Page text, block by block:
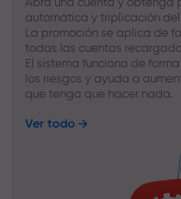
automática y triplicación
La promoción se aplica de
todas las cuentas
El sistema funciona de
los riesgos y ayuda a
que tenga que hacer nada.
Ver todo